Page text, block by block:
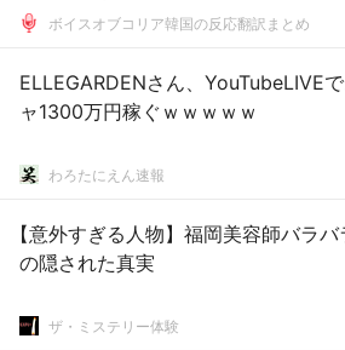
ボイスオブコリア韓国の反応翻訳まとめ
ELLEGARDENさん、YouTubeLIVE
ャ1300万円稼ぐｗｗｗｗｗ
わろたにえん速報
【意外すぎる人物】福岡美容師バラ
の隠された真実
ザ・ミステリー体験